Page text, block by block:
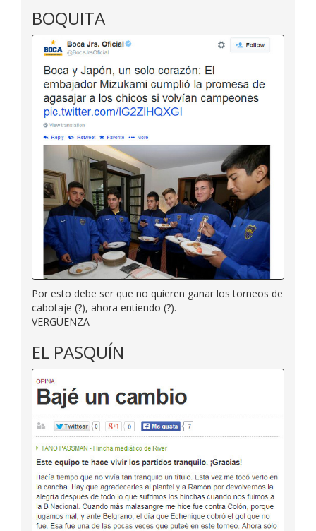
BOQUITA
Por esto debe ser que no quieren ganar los torneos de
cabotaje (?), ahora entiendo (?).
VERGÜENZA
EL PASQUÍN